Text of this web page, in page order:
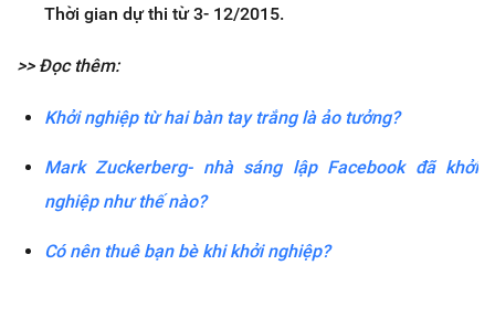
Thời gian dự thi từ 3- 12/2015.
>> Đọc thêm:
Khởi nghiệp từ hai bàn tay trắng là ảo tưởng?
Mark Zuckerberg- nhà sáng lập Facebook đã khởi
nghiệp như thế nào?
Có nên thuê bạn bè khi khởi nghiệp?